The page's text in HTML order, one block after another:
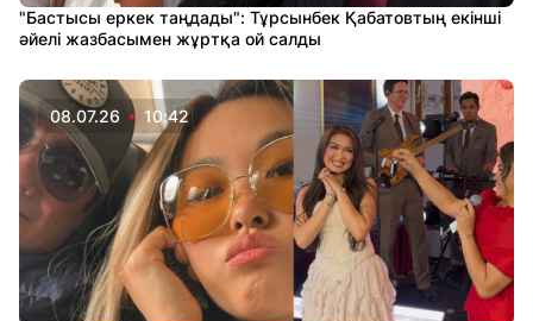
"Бастысы еркек таңдады": Тұрсынбек Қабатовтың екінші
әйелі жазбасымен жұртқа ой салды
08.07.26 10:42